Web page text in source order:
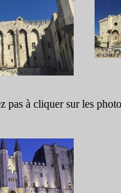
pas à cliquer sur les